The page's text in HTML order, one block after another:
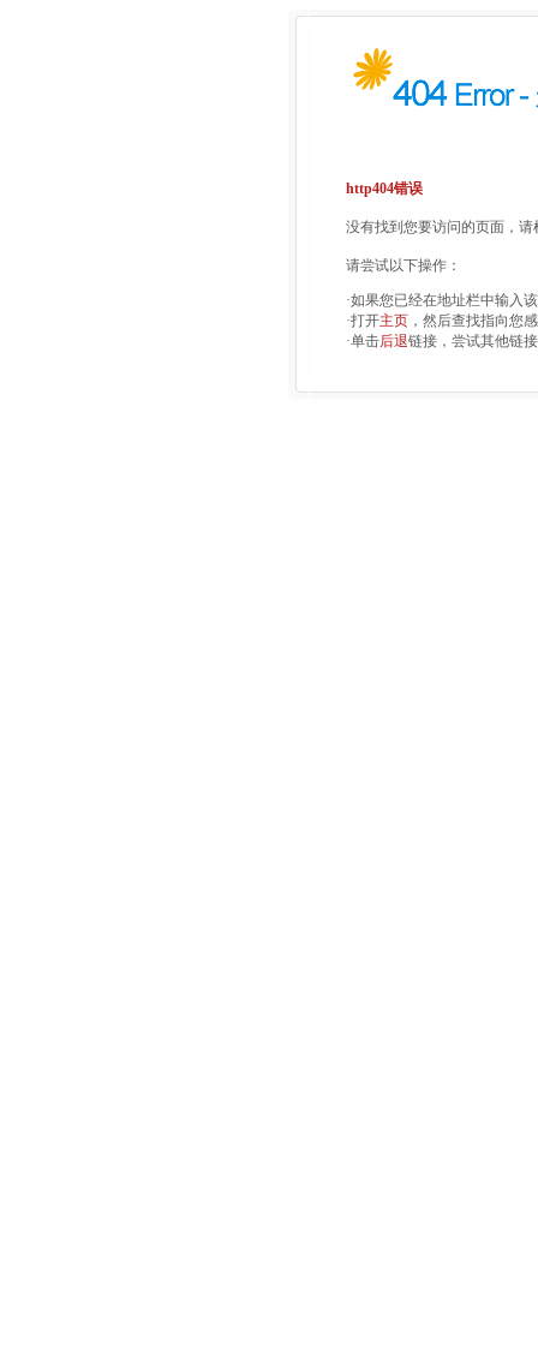
http404错误
没有找到您要访问的页面，
请尝试以下操作：
·如果您已经在地址栏中输入
·打开主页 ，然后查找指向您
·单击后退链接，尝试其他链